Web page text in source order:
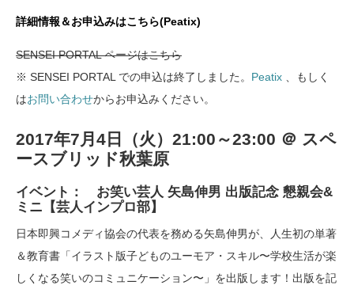
詳細情報＆お申込みはこちら(Peatix)
SENSEI PORTAL ページはこちら
※ SENSEI PORTAL での申込は終了しました。 Peatix 、もしく
はお問い合わせからお申込みください。
2017年7月4日（火）21:00～23:00 ＠ スペ
ースブリッド秋葉原
イベント： お笑い芸人 矢島伸男 出版記念 懇親会&
ミニ【芸人インプロ部】
日本即興コメディ協会の代表を務める矢島伸男が、人生初の単著
＆教育書「イラスト版子どものユーモア・スキル〜学校生活が楽
しくなる笑いのコミュニケーション〜」を出版します！出版を記